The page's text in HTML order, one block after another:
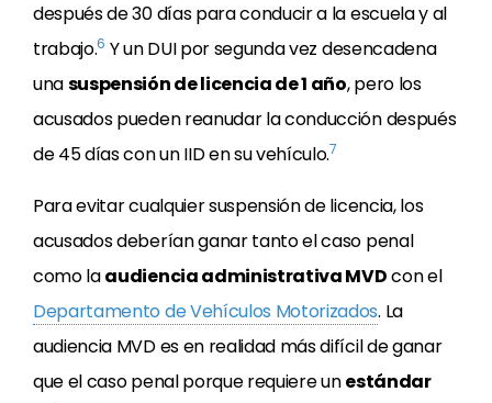
después de 30 días para conducir a la escuela y al
trabajo.6 Y un DUI por segunda vez desencadena
unasuspensión de licencia de 1 año, pero los
acusadospueden reanudar la conducción después
de 45 días con un IID en su vehículo.7
Para evitar cualquier suspensión de licencia, los
acusadosdeberían ganar tanto el caso penal
como laaudiencia administrativa MVDcon el
Departamento de Vehículos Motorizados. La
audiencia MVD es en realidad más difícil de ganar
que el caso penal porque requiere unestándar